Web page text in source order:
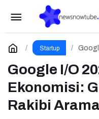
Startup
Google I/O
Ekonomisi:
Rakibi
Girişimcilik
Girişimcilerin Büyük
Yorum Yap